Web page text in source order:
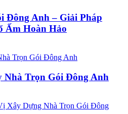
Đông Anh – Giải Pháp
Ấm Hoàn Hảo
Nhà Trọn Gói Đông Anh